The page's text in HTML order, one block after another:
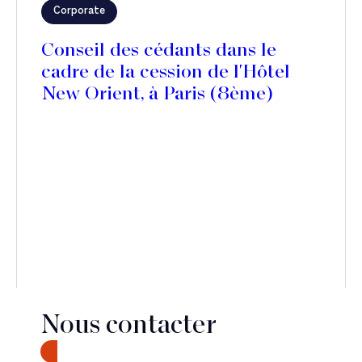
Corporate
Conseil des cédants dans le
cadre de la cession de l'Hôtel
New Orient, à Paris (8ème)
Nous contacter